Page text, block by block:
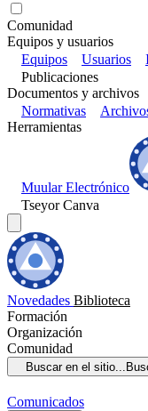
Comunidad
Equipos y usuarios
Equipos
Usuarios
Publicaciones
Documentos y archivos
Normativas
Herramientas
Muular Electrónico
Tseyor Canva
Novedades Biblioteca
Formación
Organización
Comunidad
Buscar en el sitio...
Comunicados